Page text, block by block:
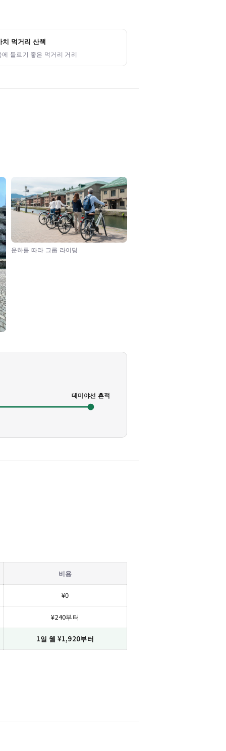
먹거리 산책
들르기 좋은 먹거리 거리
운하를 따라 그룹 라이딩
데미야선 흔적
비용
¥0
¥240부터
1일 웹 ¥1,920부터